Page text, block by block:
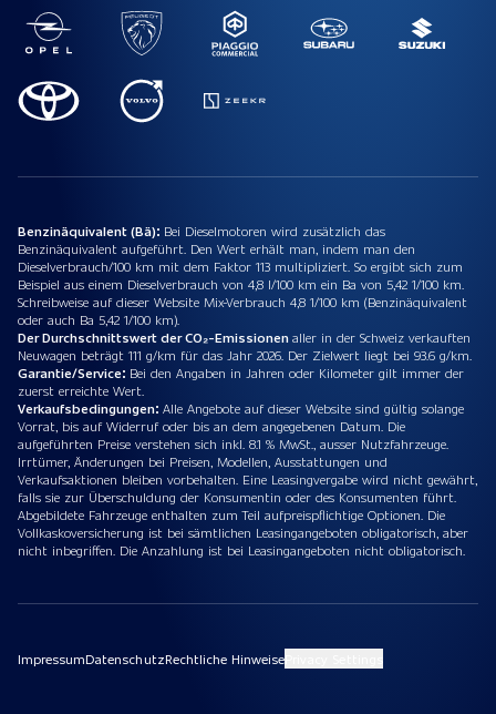
Benzinäquivalent (Bä): Bei Dieselmotoren wird zusätzlich das
Benzinäquivalent aufgeführt. Den Wert erhält man, indem man den
Dieselverbrauch/100 km mit dem Faktor 113 multipliziert. So ergibt sich zum
Beispiel aus einem Dieselverbrauch von 4,8 l/100 km ein Ba von 5,42 1/100 km.
Schreibweise auf dieser Website Mix-Verbrauch 4,8 1/100 km (Benzinäquivalent
oder auch Ba 5,42 1/100 km).
Der Durchschnittswert der CO₂-Emissionenaller in der Schweiz verkauften
Neuwagen beträgt 111 g/km für das Jahr 2026. Der Zielwert liegt bei 93.6 g/km.
Garantie/Service: Bei den Angaben in Jahren oder Kilometer gilt immer der
zuerst erreichte Wert.
Verkaufsbedingungen: Alle Angebote auf dieser Website sind gültig solange
Vorrat, bis auf Widerruf oder bis an dem angegebenen Datum. Die
aufgeführten Preise verstehen sich inkl. 8.1 % MwSt., ausser Nutzfahrzeuge.
Irrtümer, Änderungen bei Preisen, Modellen, Ausstattungen und
Verkaufsaktionen bleiben vorbehalten. Eine Leasingvergabe wird nicht gewährt,
falls sie zur Überschuldung der Konsumentin oder des Konsumenten führt.
Abgebildete Fahrzeuge enthalten zum Teil aufpreispflichtige Optionen. Die
Vollkaskoversicherung ist bei sämtlichen Leasingangeboten obligatorisch, aber
nicht inbegriffen. Die Anzahlung ist bei Leasingangeboten nicht obligatorisch.
ImpressumDatenschutzRechtliche Hinweise